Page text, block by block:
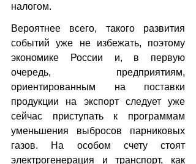
налогом.
Вероятнее всего, такого развития
событий уже не избежать, поэтому
экономике России и, в первую
очередь, предприятиям,
ориентированным на поставки
продукции на экспорт следует уже
сейчас приступать к программам
уменьшения выбросов парниковых
газов. На особом счету стоят
электрогенерация и транспорт, как